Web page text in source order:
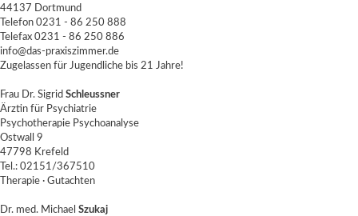
44137 Dortmund
Telefon 0231 - 86 250 888
Telefax 0231 - 86 250 886
info@das-praxiszimmer.de
Zugelassen für Jugendliche bis 21 Jahre!
Frau Dr. Sigrid Schleussner
Ärztin für Psychiatrie
Psychotherapie Psychoanalyse
Ostwall 9
47798 Krefeld
Tel.: 02151/367510
Therapie · Gutachten
Dr. med. Michael Szukaj